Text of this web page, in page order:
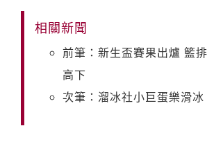
相關新聞
前筆：新生盃賽果出爐 籃
高下
次筆：溜冰社小巨蛋樂滑冰